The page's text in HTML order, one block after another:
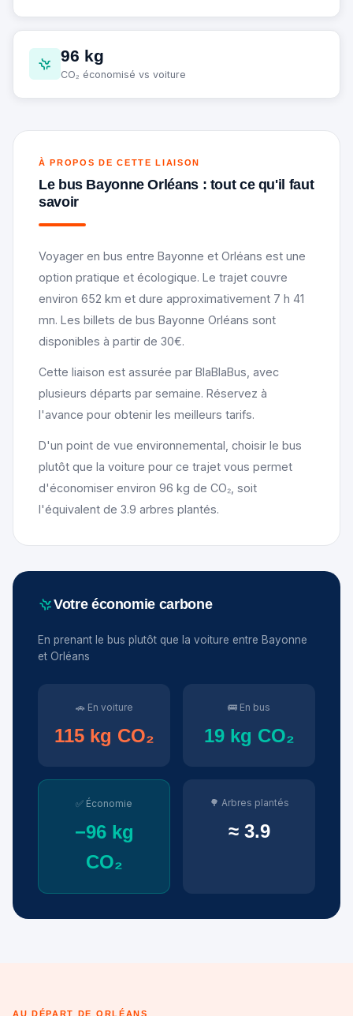
96 kg
CO₂ économisé vs voiture
À PROPOS DE CETTE LIAISON
Le bus Bayonne Orléans : tout ce qu'il faut
savoir
Voyager en bus entre Bayonne et Orléans est une
option pratique et écologique. Le trajet couvre
environ 652 km et dure approximativement 7 h 41
mn. Les billets de bus Bayonne Orléans sont
disponibles à partir de 30€.
Cette liaison est assurée par BlaBlaBus, avec
plusieurs départs par semaine. Réservez à
l'avance pour obtenir les meilleurs tarifs.
D'un point de vue environnemental, choisir le bus
plutôt que la voiture pour ce trajet vous permet
d'économiser environ 96 kg de CO₂, soit
l'équivalent de 3.9 arbres plantés.
Votre économie carbone
En prenant le bus plutôt que la voiture entre Bayonne
et Orléans
🚗 En voiture
115 kg CO₂
🚌 En bus
19 kg CO₂
✅ Économie
−96 kg
CO₂
🌳 Arbres plantés
≈ 3.9
AU DÉPART DE ORLÉANS